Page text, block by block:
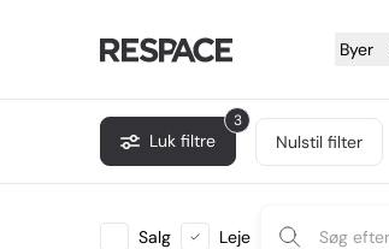
Byer
3
Luk filtre Nulstil filter
Salg Leje